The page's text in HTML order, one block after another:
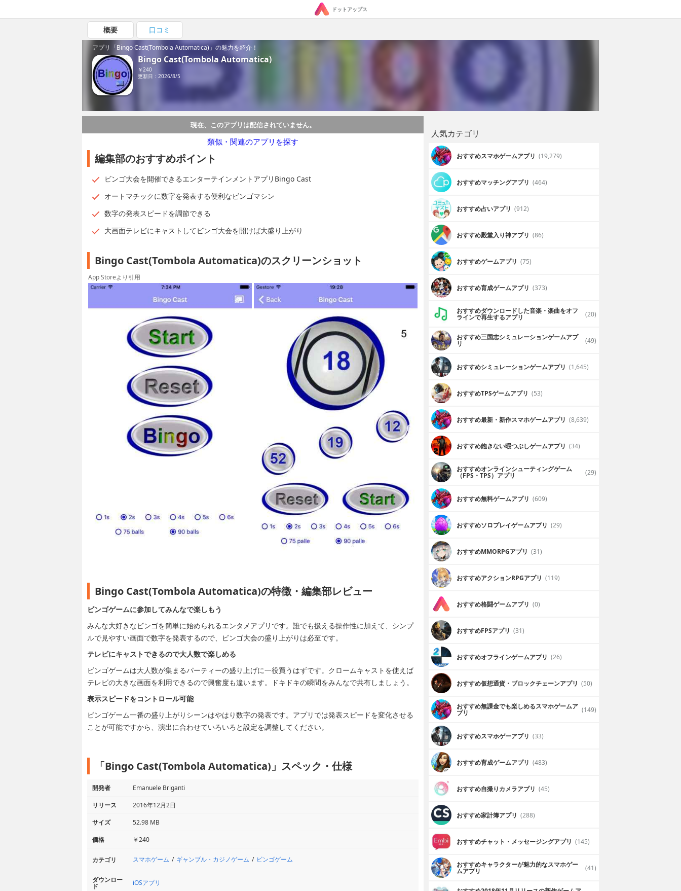
ドットアップス
概要 口コミ
アプリ「Bingo Cast(Tombola Automatica)」の魅力を紹介！
Bingo Cast(Tombola Automatica)
￥240
更新日：2026/8/5
現在、このアプリは配信されていません。
類似・関連のアプリを探す
編集部のおすすめポイント
ビンゴ大会を開催できるエンターテインメントアプリBingo Cast
オートマチックに数字を発表する便利なビンゴマシン
数字の発表スピードを調節できる
大画面テレビにキャストしてビンゴ大会を開けば大盛り上がり
Bingo Cast(Tombola Automatica)のスクリーンショット
App Storeより引用
Bingo Cast(Tombola Automatica)の特徴・編集部レビュー
ビンゴゲームに参加してみんなで楽しもう
みんな大好きなビンゴを簡単に始められるエンタメアプリです。誰でも扱える操作性に加えて、シンプ
ルで見やすい画面で数字を発表するので、ビンゴ大会の盛り上がりは必至です。
テレビにキャストできるので大人数で楽しめる
ビンゴゲームは大人数が集まるパーティーの盛り上げに一役買うはずです。クロームキャストを使えば
テレビの大きな画面を利用できるので興奮度も違います。ドキドキの瞬間をみんなで共有しましょう。
表示スピードをコントロール可能
ビンゴゲーム一番の盛り上がりシーンはやはり数字の発表です。アプリでは発表スピードを変化させる
ことが可能ですから、演出に合わせていろいろと設定を調整してください。
「Bingo Cast(Tombola Automatica)」スペック・仕様
開発者
Emanuele Briganti
リリース
2016年12月2日
サイズ
52.98 MB
価格
￥240
カテゴリ スマホゲーム ギャンブル・カジノゲーム ビンゴゲーム
ダウンロー
ド iOSアプリ
人気カテゴリ
おすすめスマホゲームアプリ (19,279)
おすすめマッチングアプリ (464)
おすすめ占いアプリ (912)
おすすめ殿堂入り神アプリ (86)
おすすめゲームアプリ (75)
おすすめ育成ゲームアプリ (373)
おすすめダウンロードした音楽・楽曲をオフ
ラインで再生するアプリ (20)
おすすめ三国志シミュレーションゲームアプ
リ (49)
おすすめシミュレーションゲームアプリ (1,645)
おすすめTPSゲームアプリ (53)
おすすめ最新・新作スマホゲームアプリ (8,639)
おすすめ飽きない暇つぶしゲームアプリ (34)
おすすめオンラインシューティングゲーム
（FPS・TPS）アプリ (29)
おすすめ無料ゲームアプリ (609)
おすすめソロプレイゲームアプリ (29)
おすすめ MMORPGアプリ (31)
おすすめアクションRPGアプリ (119)
おすすめ格闘ゲームアプリ (0)
おすすめFPSアプリ (31)
おすすめオフラインゲームアプリ (26)
おすすめ仮想通貨・ブロックチェーンアプリ (50)
おすすめ無課金でも楽しめるスマホゲームア
プリ (149)
おすすめスマホゲーアプリ (33)
おすすめ育成ゲームアプリ (483)
おすすめ自撮りカメラアプリ (45)
おすすめ家計簿アプリ (288)
おすすめチャット・メッセージングアプリ (145)
おすすめキャラクターが魅力的なスマホゲー
ムアプリ (41)